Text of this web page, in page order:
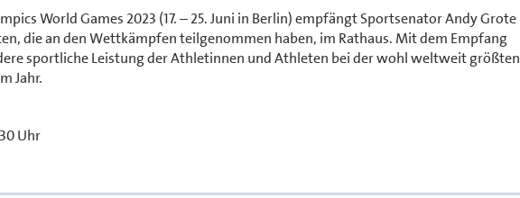
World Games 2023 (17. – 25. Juni in Berlin) empfängt Sportsenator Andy Grote
die an den Wettkämpfen teilgenommen haben, im Rathaus. Mit dem Empfang
sportliche Leistung der Athletinnen und Athleten bei der wohl weltweit größten
Jahr.
Uhr